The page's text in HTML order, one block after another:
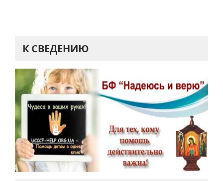
К СВЕДЕНИЮ